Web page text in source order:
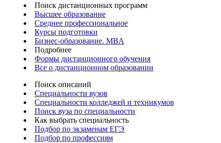
Поиск дистанционных программ
Высшее образование
Среднее профессиональное
Курсы подготовки
Бизнес-образование. MBA
Подробнее
Формы дистанционного обучения
Все о дистанционном образовании
Поиск описаний
Специальности вузов
Специальности колледжей и техникумов
Поиск вуза по специальности
Как выбрать специальность
Подбор по экзаменам ЕГЭ
Подбор по профессиям